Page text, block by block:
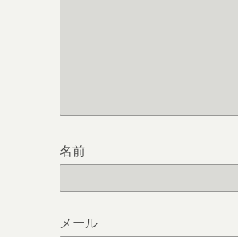
名前
メール